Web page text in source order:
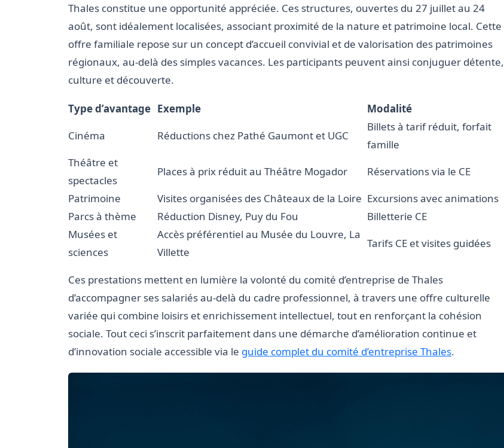
Thales constitue une opportunité appréciée. Ces structures, ouvertes du 27 juillet au 24
août, sont idéalement localisées, associant proximité de la nature et patrimoine local. Cette
offre familiale repose sur un concept d’accueil convivial et de valorisation des patrimoines
régionaux, au-delà des simples vacances. Les participants peuvent ainsi conjuguer détente,
culture et découverte.
Type d’avantage Exemple
Modalité
Cinéma
Réductions chez Pathé Gaumont et UGC
Billets à tarif réduit, forfait
famille
Théâtre et
spectacles
Places à prix réduit au Théâtre Mogador
Réservations via le CE
Patrimoine
Visites organisées des Châteaux de la Loire Excursions avec animations
Parcs à thème
Réduction Disney, Puy du Fou
Billetterie CE
Musées et
sciences
Accès préférentiel au Musée du Louvre, La
Villette
Tarifs CE et visites guidées
Ces prestations mettent en lumière la volonté du comité d’entreprise de Thales
d’accompagner ses salariés au-delà du cadre professionnel, à travers une offre culturelle
variée qui combine loisirs et enrichissement intellectuel, tout en renforçant la cohésion
sociale. Tout ceci s’inscrit parfaitement dans une démarche d’amélioration continue et
d’innovation sociale accessible via le guide complet du comité d’entreprise Thales.